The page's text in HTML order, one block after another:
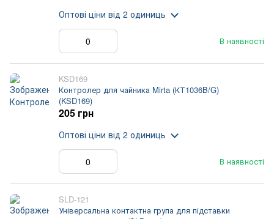
В наявності
Оптові ціни від 2 одиниць
KSD169
Контролер для чайника Mirta (КТ1036B/G)
(KSD169)
В наявності
205 грн
Оптові ціни від 2 одиниць
SLD-121
Універсальна контактна група для підставки